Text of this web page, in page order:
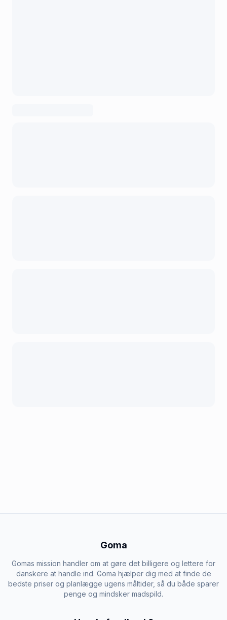
Goma
Gomas mission handler om at gøre det billigere og lettere for
danskere at handle ind. Goma hjælper dig med at finde de
bedste priser og planlægge ugens måltider, så du både sparer
penge og mindsker madspild.